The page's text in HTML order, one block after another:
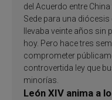
del Acuerdo entre China
Sede para una diócesis
llevaba veinte años
hoy. Pero hace tres
comprometer
controvertida ley que
minorías.
León XIV anima a